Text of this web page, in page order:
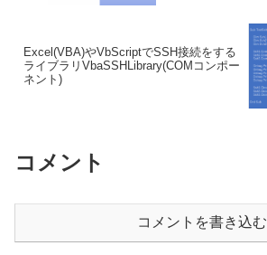
Excel(VBA)やVbScriptでSSH接続をする
ライブラリVbaSSHLibrary(COMコンポー
ネント)
コメント
コメントを書き込む